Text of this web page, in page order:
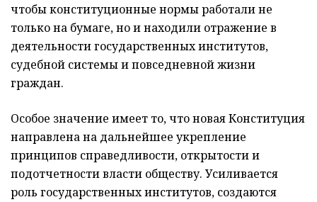
чтобы конституционные нормы работали не
только на бумаге, но и находили отражение в
деятельности государственных институтов,
судебной системы и повседневной жизни
граждан.
Особое значение имеет то, что новая Конституция
направлена на дальнейшее укрепление
принципов справедливости, открытости и
подотчетности власти обществу. Усиливается
роль государственных институтов, создаются